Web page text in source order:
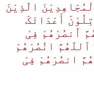
الّذِیْنَ
أَعْدَائَکَ
اُنصُرْھُمْ فِیْ
انُصُرْھُمْ
انصُرْھُمْ فِیْ